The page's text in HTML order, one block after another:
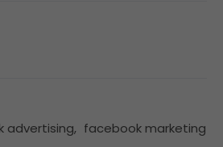
advertising, facebook marketing